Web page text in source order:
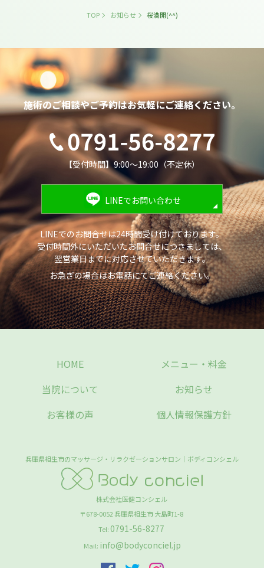
TOP お知らせ 桜満開(^^)
施術のご相談やご予約はお気軽にご連絡ください。
【受付時間】9:00～19:00（不定休）
LINEでお問い合わせ
LINEでのお問合せは24時間受け付けております。
受付時間外にいただいたお問合せにつきましては、
翌営業日までに対応させていただきます。
お急ぎの場合はお電話にてご連絡ください。
HOME
メニュー・料金
当院について
お知らせ
お客様の声
個人情報保護方針
兵庫県相生市のマッサージ・リラクゼーションサロン｜ボディコンシェル
株式会社医健コンシェル
〒678-0052兵庫県相生市大島町1-8
Tel: 0791-56-8277
Mail: info@bodyconciel.jp